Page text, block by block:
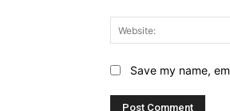
Save my name,